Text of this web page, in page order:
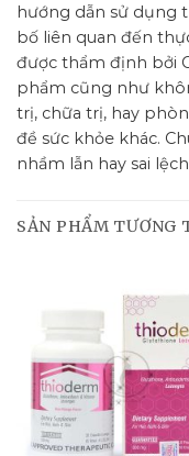
hướng dẫn sử dụng
bố liên quan đến
được thẩm định bởi
phẩm cũng như
trị, chữa trị, hay
đề sức khỏe khác.
nhầm lẫn hay sai
SẢN PHẨM TƯƠNG